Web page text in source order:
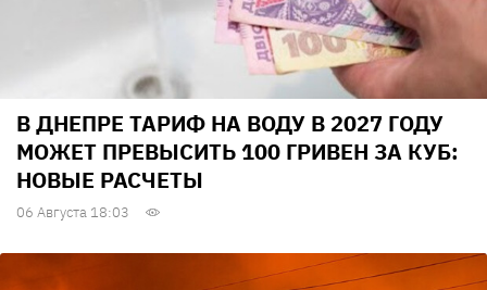
В ДНЕПРЕ ТАРИФ НА ВОДУ В 2027 ГОДУ
МОЖЕТ ПРЕВЫСИТЬ 100 ГРИВЕН ЗА КУБ:
НОВЫЕ РАСЧЕТЫ
06 Августа 18:03